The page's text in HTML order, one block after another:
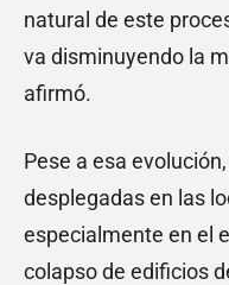
natural de este
va disminuyendo la
afirmó.
Pese a esa
desplegadas en las
especialmente en el
colapso de edificios